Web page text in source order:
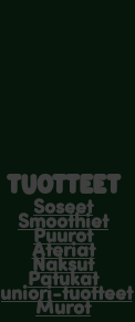
TUOTTEET
Soseet
Smoothiet
Puurot
Ateriat
Naksut
Patukat
Juniori-tuotteet
Murot